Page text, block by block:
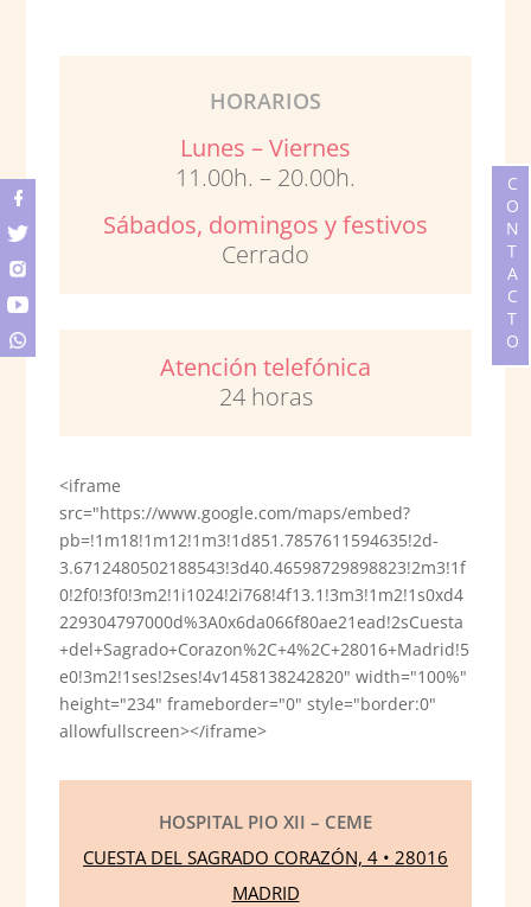
HORARIOS
Lunes – Viernes
11.00h. – 20.00h.
Sábados, domingos y festivos
Cerrado
Atención telefónica
24 horas
<iframe
src="https://www.google.com/maps/embed?
pb=!1m18!1m12!1m3!1d851.7857611594635!2d-
3.6712480502188543!3d40.46598729898823!2m3!1f
0!2f0!3f0!3m2!1i1024!2i768!4f13.1!3m3!1m2!1s0xd4
229304797000d%3A0x6da066f80ae21ead!2sCuesta
+del+Sagrado+Corazon%2C+4%2C+28016+Madrid!5
e0!3m2!1ses!2ses!4v1458138242820" width="100%"
height="234" frameborder="0" style="border:0"
allowfullscreen></iframe>
HOSPITAL PIO XII – CEME
CUESTA DEL SAGRADO CORAZÓN, 4 • 28016
MADRID
CONTACTO